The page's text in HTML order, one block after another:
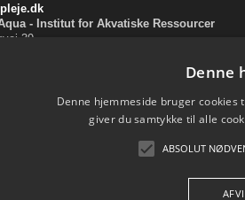
- Institut for Akvatiske Ressourcer
39
personoplysninger
Denne
Denne hjemmeside bruger
giver du samtykke til alle
ABSOLUT